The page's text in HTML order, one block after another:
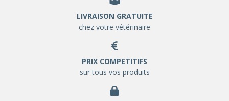
LIVRAISON GRATUITE
chez votre vétérinaire
PRIX COMPETITIFS
sur tous vos produits